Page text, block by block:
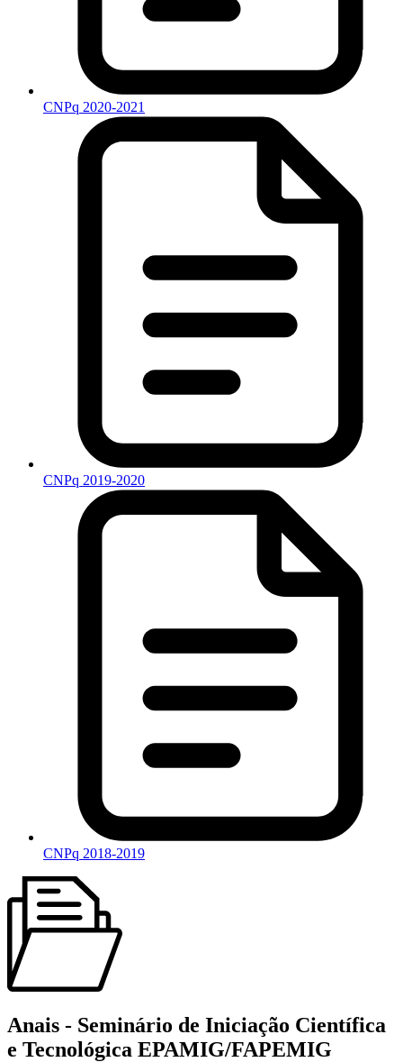
CNPq 2020-2021
CNPq 2019-2020
CNPq 2018-2019
Anais - Seminário de Iniciação Científica
e Tecnológica EPAMIG/FAPEMIG